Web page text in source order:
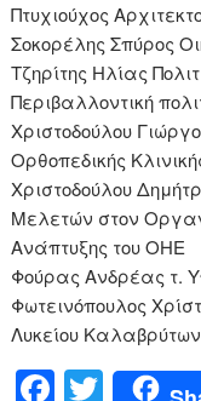
Πτυχιούχος
Σοκορέλης Σπύρος
Τζηρίτης Ηλίας
Περιβαλλοντική
Χριστοδούλου
Ορθοπεδικής
Χριστοδούλου
Μελετών στον
Ανάπτυξης του ΟΗΕ
Φούρας Ανδρέας τ.
Φωτεινόπουλος
Λυκείου Καλαβρύτων
F T